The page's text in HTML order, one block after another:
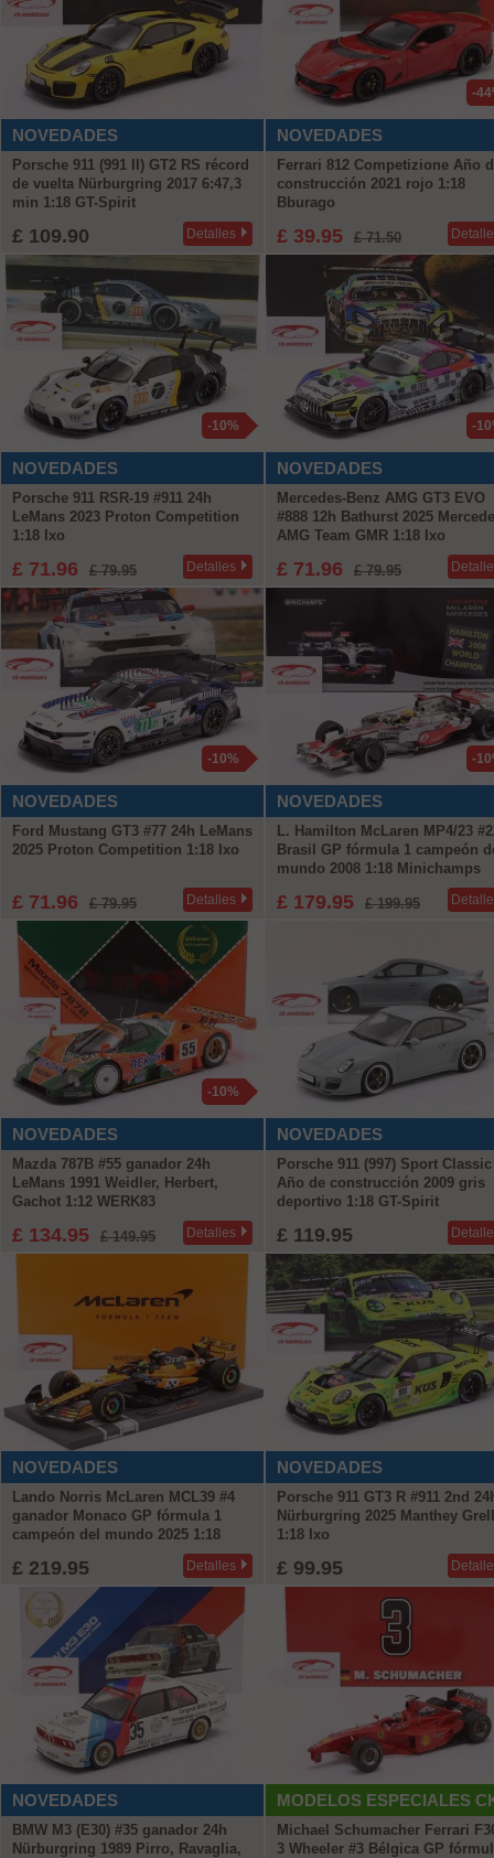
NOVEDADES
Porsche 911 (991 II) GT2 RS récord
de vuelta Nürburgring 2017 6:47,3
min 1:18 GT-Spirit
£ 109.90 Detalles
NOVEDADES
-
Ferrari 812 Competizione Año
construcción 2021 rojo 1:18
Bburago
£ 39.95 £ 71.50
NOVEDADES
-10%
Porsche 911 RSR-19 #911 24h
LeMans 2023 Proton Competition
1:18 Ixo
£ 71.96 £ 79.95 Detalles
NOVEDADES
-
Mercedes-Benz AMG GT3 EVO
#888 12h Bathurst 2025
AMG Team GMR 1:18 Ixo
£ 71.96 £ 79.95
NOVEDADES
-10%
Ford Mustang GT3 #77 24h LeMans
2025 Proton Competition 1:18 Ixo
£ 71.96 £ 79.95 Detalles
NOVEDADES
-
L. Hamilton McLaren MP4/23
Brasil GP fórmula 1 campeón
mundo 2008 1:18 Minichamps
£ 179.95 £ 199.95
NOVEDADES
-10%
Mazda 787B #55 ganador 24h
LeMans 1991 Weidler, Herbert,
Gachot 1:12 WERK83
£ 134.95 £ 149.95 Detalles
NOVEDADES
Porsche 911 (997) Sport Classic
Año de construcción 2009 gris
deportivo 1:18 GT-Spirit
£ 119.95
NOVEDADES
Lando Norris McLaren MCL39 #4
ganador Monaco GP fórmula 1
campeón del mundo 2025 1:18
£ 219.95 Detalles
NOVEDADES
Porsche 911 GT3 R #911 2nd
Nürburgring 2025 Manthey
1:18 Ixo
£ 99.95
NOVEDADES
BMW M3 (E30) #35 ganador 24h
Nürburgring 1989 Pirro, Ravaglia,
MODELOS ESPECIALES
Michael Schumacher Ferrari
3 Wheeler #3 Bélgica GP